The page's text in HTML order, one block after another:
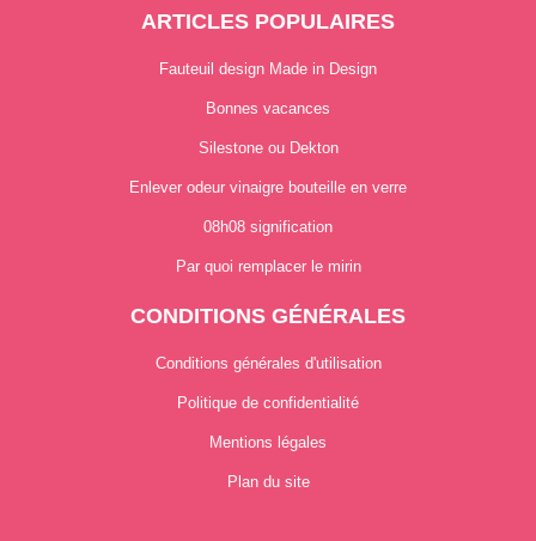
ARTICLES POPULAIRES
Fauteuil design Made in Design
Bonnes vacances
Silestone ou Dekton
Enlever odeur vinaigre bouteille en verre
08h08 signification
Par quoi remplacer le mirin
CONDITIONS GÉNÉRALES
Conditions générales d'utilisation
Politique de confidentialité
Mentions légales
Plan du site